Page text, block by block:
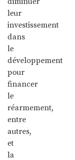
leur
investissement
dans
le
développement
pour
financer
le
réarmement,
entre
autres,
et
la